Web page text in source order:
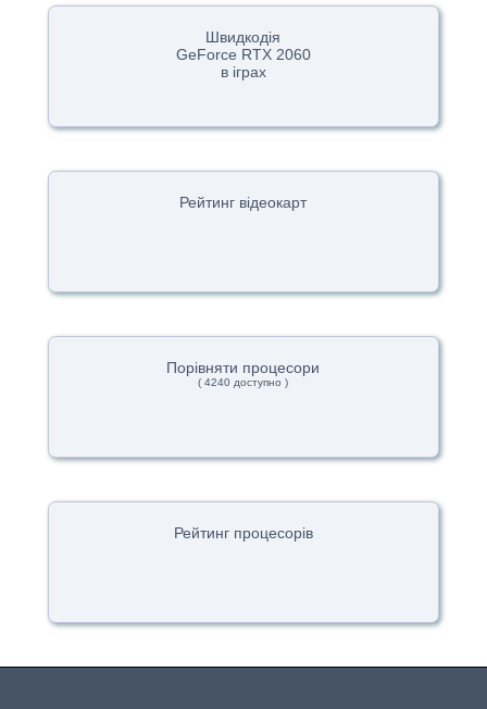
Швидкодія
GeForce RTX 2060
в іграх
Рейтинг відеокарт
Порівняти процесори
( 4240 доступно )
Рейтинг процесорів